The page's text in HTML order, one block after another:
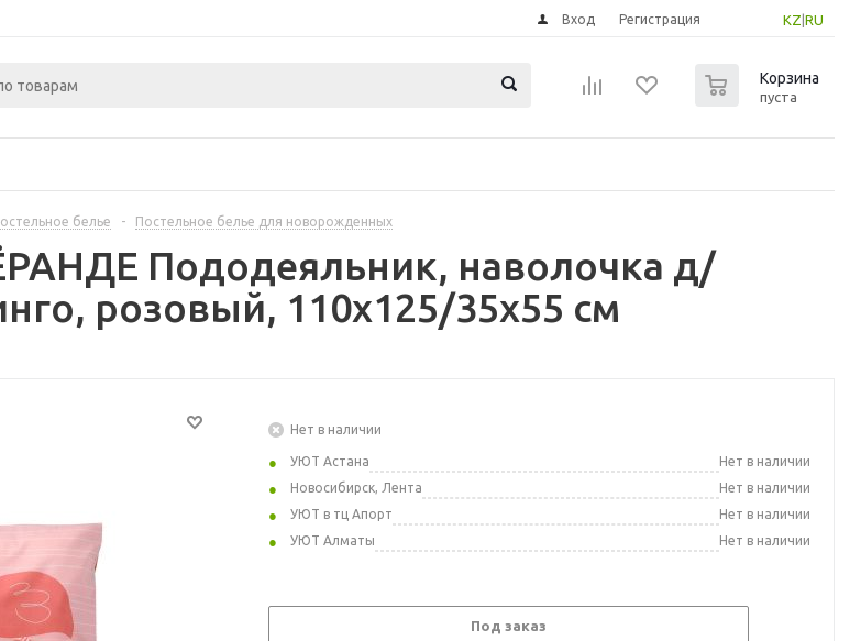
KZ RU
Вход Регистрация
Корзина
пуста
белье - Постельное белье для новорожденных
Пододеяльник, наволочка д/
розовый, 110x125/35x55 см
Нет в наличии
УЮТ Астана
Нет в наличии
Новосибирск, Лента
Нет в наличии
УЮТ в тц Апорт
Нет в наличии
УЮТ Алматы
Нет в наличии
Под заказ